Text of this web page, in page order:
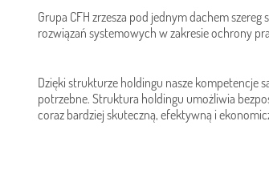
Grupa CFH zrzesza pod jednym dachem
rozwiązań systemowych w zakresie ochrony
Dzięki strukturze holdingu nasze kompetencje
potrzebne. Struktura holdingu umożliwia
coraz bardziej skuteczną, efektywną i